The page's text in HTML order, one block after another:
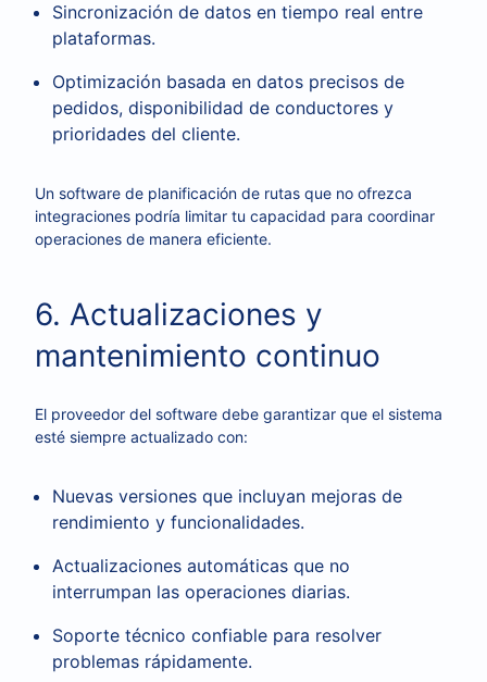
Sincronización de datos en tiempo real entre
plataformas.
Optimización basada en datos precisos de
pedidos, disponibilidad de conductores y
prioridades del cliente.
Un software de planificación de rutas que no ofrezca
integraciones podría limitar tu capacidad para coordinar
operaciones de manera eficiente.
6. Actualizaciones y
mantenimiento continuo
El proveedor del software debe garantizar que el sistema
esté siempre actualizado con:
Nuevas versiones que incluyan mejoras de
rendimiento y funcionalidades.
Actualizaciones automáticas que no
interrumpan las operaciones diarias.
Soporte técnico confiable para resolver
problemas rápidamente.